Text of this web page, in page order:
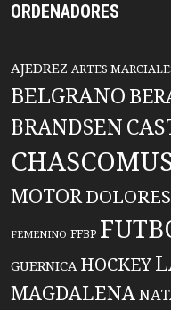
ORDENADORES
AJEDREZ ARTES
BELGRANO
BRANDSEN
MOTORDOLORES
FEMENINO FFBP
GUERNICA HOCKEY
MAGDALENA